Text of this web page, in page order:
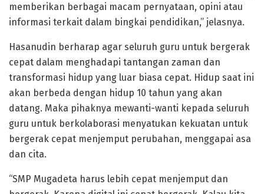
memberikan berbagai macam pernyataan, opini atau
informasi terkait dalam bingkai pendidikan,” jelasnya.
Hasanudin berharap agar seluruh guru untuk bergerak
cepat dalam menghadapi tantangan zaman dan
transformasi hidup yang luar biasa cepat. Hidup saat ini
akan berbeda dengan hidup 10 tahun yang akan
datang. Maka pihaknya mewanti-wanti kepada seluruh
guru untuk berkolaborasi menyatukan kekuatan untuk
bergerak cepat menjemput perubahan, menggapai asa
dan cita.
“SMP Mugadeta harus lebih cepat menjemput dan